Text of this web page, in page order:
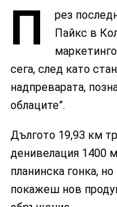
П
рез
Пайкс в
сега, след като
надпреварата,
облаците”.
Дългото 19,93 км
денивелация 1400
планинска гонка,
покажеш нов